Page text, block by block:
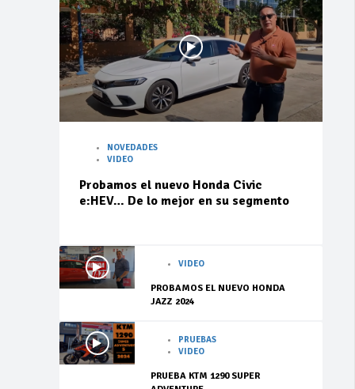
NOVEDADES
VIDEO
Probamos el nuevo Honda Civic
e:HEV… De lo mejor en su segmento
VIDEO
PROBAMOS EL NUEVO HONDA
JAZZ 2024
PRUEBAS
VIDEO
PRUEBA KTM 1290 SUPER